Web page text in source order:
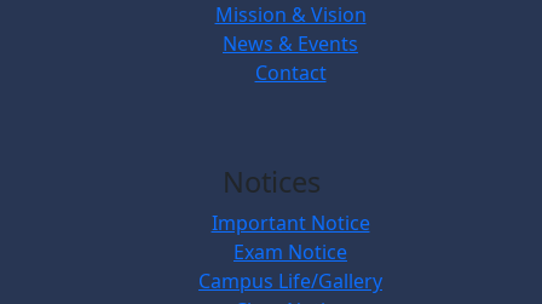
Mission & Vision
News & Events
Contact
Notices
Important Notice
Exam Notice
Campus Life/Gallery